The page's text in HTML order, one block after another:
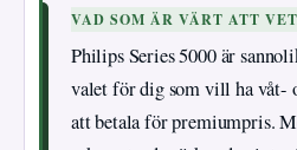
VAD SOM ÄR VÄRT ATT
Philips Series 5000 är
valet för dig som vill ha våt-
att betala för premiumpris.